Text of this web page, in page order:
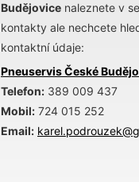
Budějovice naleznete v
kontakty ale nechcete
kontaktní údaje:
Pneuservis České
Telefon: 389 009 437
Mobil: 724 015 252
Email: karel.podrouzek@